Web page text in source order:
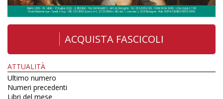
ACQUISTA FASCICOLI
ATTUALITÀ
Ultimo numero
Numeri precedenti
Libri del mese